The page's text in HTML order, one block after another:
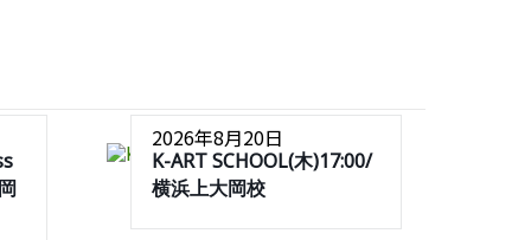
2026年8月20日
K-ART SCHOOL(木)17:00/
横浜上大岡校